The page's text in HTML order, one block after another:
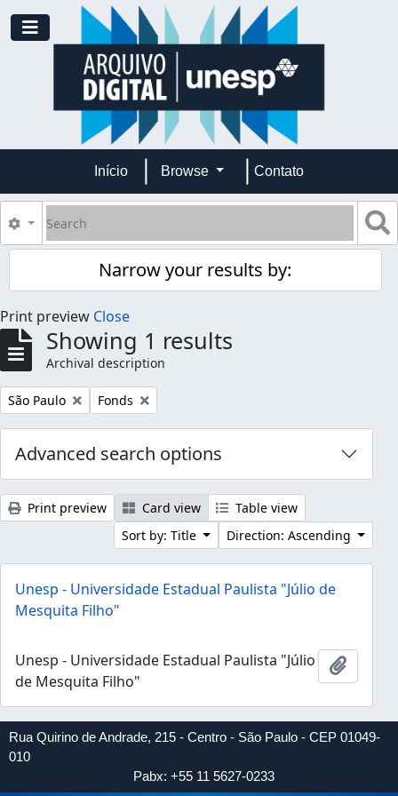
Skip to main content
Toggle navigation
Início Browse Contato
Search
Search options
Narrow your results by:
Print preview Close
Showing 1 results
Archival description
Remove filter:
São Paulo Remove filter:
Fonds
Advanced search options
Print preview Card view
Table view
Sort by: Title
Direction: Ascending
Unesp - Universidade Estadual Paulista "Júlio de
Mesquita Filho"
Unesp - Universidade Estadual Paulista "Júlio
de Mesquita Filho"
Add to
Rua Quirino de Andrade, 215 - Centro - São Paulo - CEP 01049-
010
Pabx: +55 11 5627-0233